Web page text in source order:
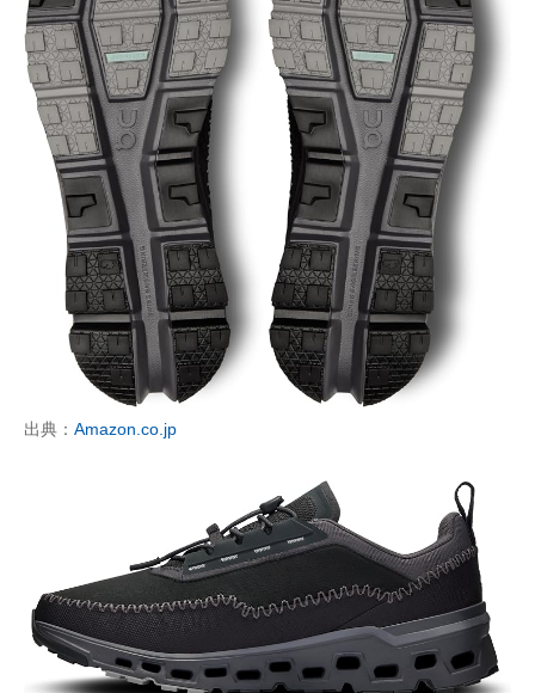
出典： Amazon.co.jp